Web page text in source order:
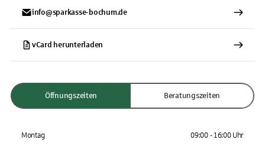
info@sparkasse-bochum.de
vCard herunterladen
Öffnungszeiten Beratungszeiten
Montag 09:00 - 16:00 Uhr